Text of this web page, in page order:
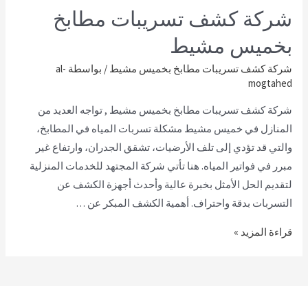
شركة كشف تسريبات مطابخ
بخميس مشيط
شركة كشف تسريبات مطابخ بخميس مشيط / بواسطة al-
mogtahed
شركة كشف تسريبات مطابخ بخميس مشيط , تواجه العديد من
المنازل في خميس مشيط مشكلة تسربات المياه في المطابخ،
والتي قد تؤدي إلى تلف الأرضيات، تشقق الجدران، وارتفاع غير
مبرر في فواتير المياه. هنا تأتي شركة المجتهد للخدمات المنزلية
لتقديم الحل الأمثل بخبرة عالية وأحدث أجهزة الكشف عن
التسربات بدقة واحتراف. أهمية الكشف المبكر عن …
قراءة المزيد »